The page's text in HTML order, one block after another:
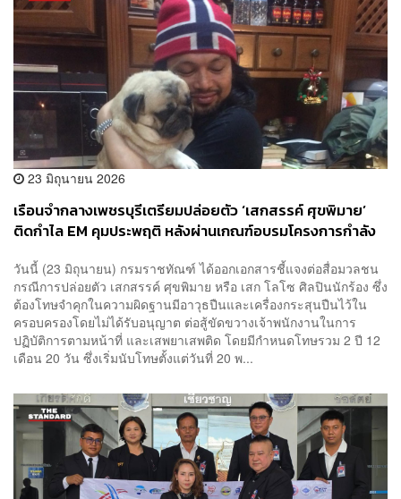
23 มิถุนายน 2026
เรือนจำกลางเพชรบุรีเตรียมปล่อยตัว ‘เสกสรรค์ ศุขพิมาย’
ติดกำไล EM คุมประพฤติ หลังผ่านเกณฑ์อบรมโครงการกำลัง
วันนี้ (23 มิถุนายน) กรมราชทัณฑ์ ได้ออกเอกสารชี้แจงต่อสื่อมวลชน
กรณีการปล่อยตัว เสกสรรค์ ศุขพิมาย หรือ เสก โลโซ ศิลปินนักร้อง ซึ่ง
ต้องโทษจำคุกในความผิดฐานมีอาวุธปืนและเครื่องกระสุนปืนไว้ใน
ครอบครองโดยไม่ได้รับอนุญาต ต่อสู้ขัดขวางเจ้าพนักงานในการ
ปฏิบัติการตามหน้าที่ และเสพยาเสพติด โดยมีกำหนดโทษรวม 2 ปี 12
เดือน 20 วัน ซึ่งเริ่มนับโทษตั้งแต่วันที่ 20 พ...